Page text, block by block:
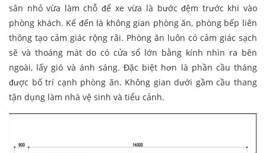
sân nhỏ vừa làm chỗ để xe vừa là bước đệm trước khi vào
phòng khách. Kế đến là không gian phòng ăn, phòng bếp liên
thông tạo cảm giác rộng rãi. Phòng ăn luôn có cảm giác sạch
sẽ và thoáng mát do có cửa sổ lớn bằng kính nhìn ra bên
ngoài, lấy gió và ánh sáng. Đặc biệt hơn là phần cầu tháng
được bố trí cạnh phòng ăn. Không gian dưới gầm cầu thang
tận dụng làm nhà vệ sinh và tiểu cảnh.